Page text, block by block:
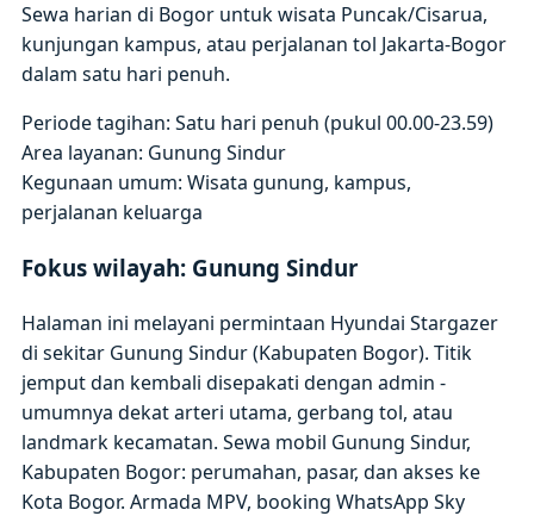
Sewa harian di Bogor untuk wisata Puncak/Cisarua,
kunjungan kampus, atau perjalanan tol Jakarta-Bogor
dalam satu hari penuh.
Periode tagihan: Satu hari penuh (pukul 00.00-23.59)
Area layanan: Gunung Sindur
Kegunaan umum: Wisata gunung, kampus,
perjalanan keluarga
Fokus wilayah: Gunung Sindur
Halaman ini melayani permintaan Hyundai Stargazer
di sekitar Gunung Sindur (Kabupaten Bogor). Titik
jemput dan kembali disepakati dengan admin -
umumnya dekat arteri utama, gerbang tol, atau
landmark kecamatan. Sewa mobil Gunung Sindur,
Kabupaten Bogor: perumahan, pasar, dan akses ke
Kota Bogor. Armada MPV, booking WhatsApp Sky